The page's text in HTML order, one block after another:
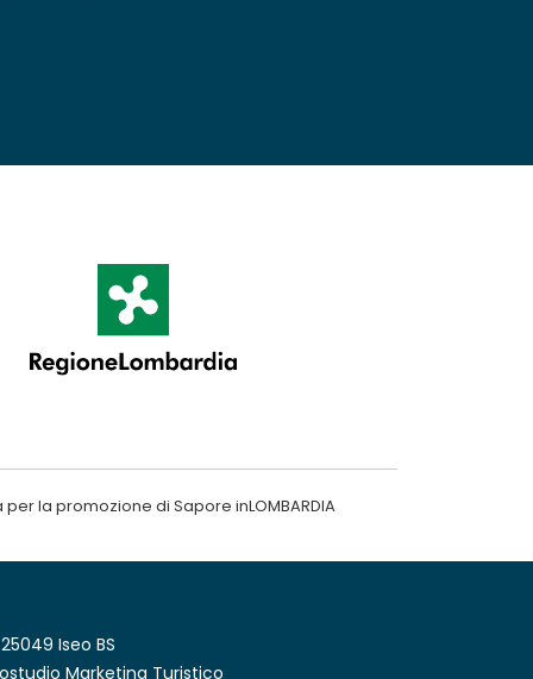
la promozione di Sapore inLOMBARDIA
Iseo BS
Marketing Turistico